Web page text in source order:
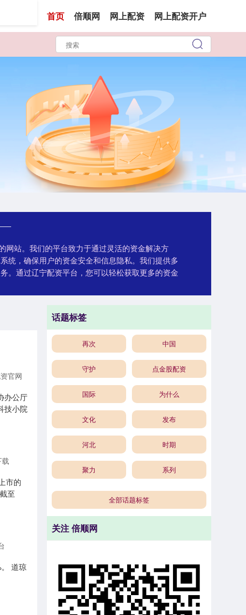
首页 倍顺网 网上配资 网上配资开户
网站。我们的平台致力于通过灵活的资金解决方
统，确保用户的资金安全和信息隐私。我们提供多
。通过辽宁配资平台，您可以轻松获取更多的资金
官网
办公厅
技小院
市的
至
道琼
话题标签
再次 中国
守护 点金股配资
国际 为什么
文化 发布
河北 时期
聚力 系列
全部话题标签
关注 倍顺网